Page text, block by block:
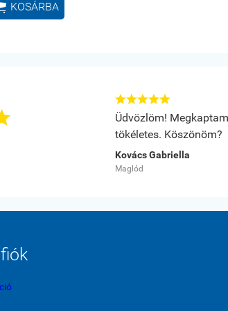
KOSÁRBA

Üdvözlöm!
tökéletes. Köszönöm?
Kovács Gabriella
Maglód